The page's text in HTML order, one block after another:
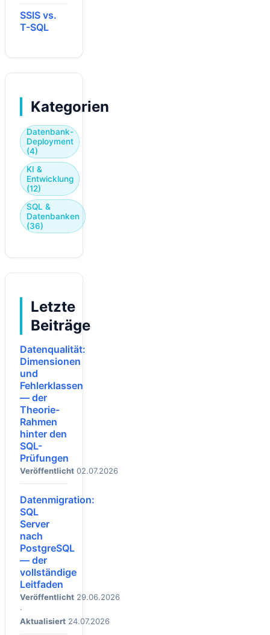
SSIS vs.
T-SQL
Kategorien
Datenbank-
Deployment
(4)
KI &
Entwicklung
(12)
SQL &
Datenbanken
(36)
Letzte
Beiträge
Datenqualität:
Dimensionen
und
Fehlerklassen
— der
Theorie-
Rahmen
hinter den
SQL-
Prüfungen
Veröffentlicht 02.07.2026
Datenmigration:
SQL
Server
nach
PostgreSQL
— der
vollständige
Leitfaden
Veröffentlicht 29.06.2026
·
Aktualisiert 24.07.2026